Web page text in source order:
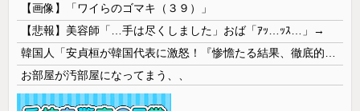
【画像】「ワイらのゴマキ（３９）」
【悲報】美容師「…手は尽くしました」おば「ｱｯ…ｯｽ…」→
お部屋が汚部屋になってまう、、